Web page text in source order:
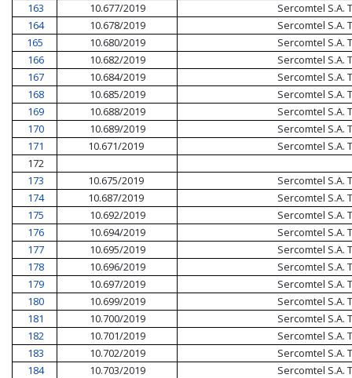
163
10.677/2019
Sercomtel S.A.
164
10.678/2019
Sercomtel S.A.
165
10.680/2019
Sercomtel S.A.
166
10.682/2019
Sercomtel S.A.
167
10.684/2019
Sercomtel S.A.
168
10.685/2019
Sercomtel S.A.
169
10.688/2019
Sercomtel S.A.
170
10.689/2019
Sercomtel S.A.
171
10.671/2019
Sercomtel S.A.
172
173
10.675/2019
Sercomtel S.A.
174
10.687/2019
Sercomtel S.A.
175
10.692/2019
Sercomtel S.A.
176
10.694/2019
Sercomtel S.A.
177
10.695/2019
Sercomtel S.A.
178
10.696/2019
Sercomtel S.A.
179
10.697/2019
Sercomtel S.A.
180
10.699/2019
Sercomtel S.A.
181
10.700/2019
Sercomtel S.A.
182
10.701/2019
Sercomtel S.A.
183
10.702/2019
Sercomtel S.A.
184
10.703/2019
Sercomtel S.A.